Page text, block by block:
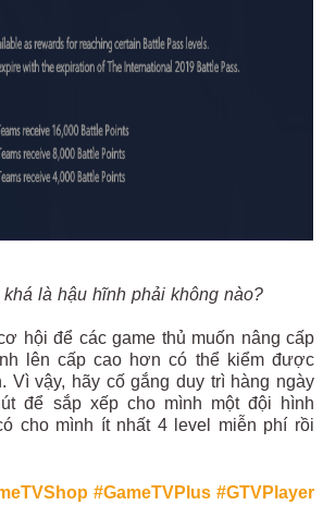
là hậu hĩnh phải không nào?
hội để các game thủ muốn nâng cấp
lên cấp cao hơn có thể kiểm được
Vì vậy, hãy cố gắng duy trì hàng ngày
để sắp xếp cho mình một đội hình
cho mình ít nhất 4 level miễn phí rồi
#GameTVPlus #GTVPlayer